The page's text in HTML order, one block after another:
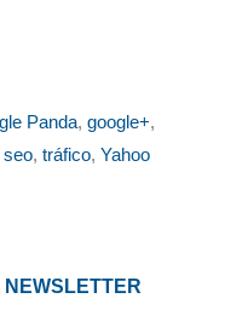
Panda,google+,
seo, tráfico, Yahoo